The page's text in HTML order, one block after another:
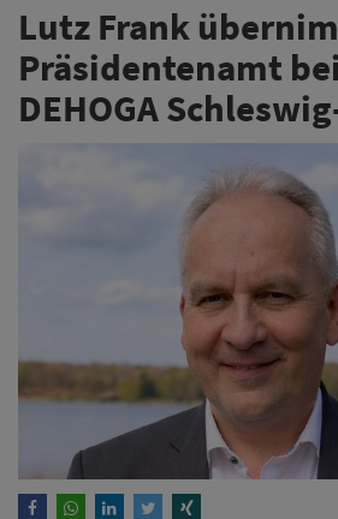
Lutz Frank
Präsidentenamt
DEHOGA